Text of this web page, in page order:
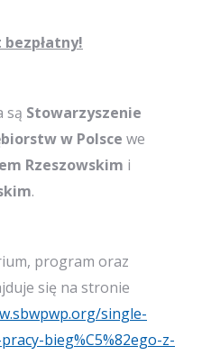
są Stowarzyszenie
w Polsce we
Rzeszowskim i
.
program oraz
się na stronie
single-
bieg%C5%82ego-z-